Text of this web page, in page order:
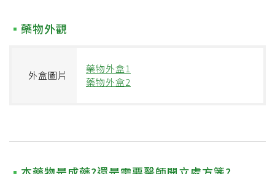
藥物外觀
外盒圖片
藥物外盒1
藥物外盒2